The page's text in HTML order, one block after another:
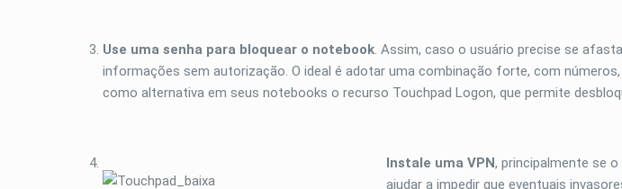
Use uma senha para bloquear o notebook. Assim, caso o usuário precise se
informações sem autorização. O ideal é adotar uma combinação forte, com
como alternativa em seus notebooks o recurso Touchpad Logon, que permite
Instale uma VPN, principalmente se
ajudar a impedir que eventuais